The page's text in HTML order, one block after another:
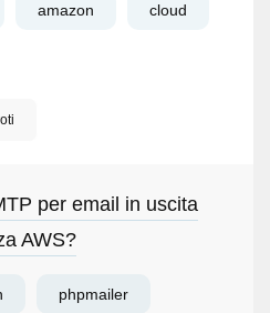
amazon cloud
per email in uscita
AWS?
phpmailer